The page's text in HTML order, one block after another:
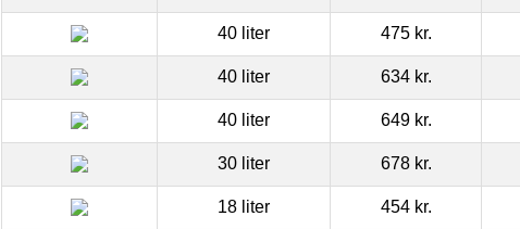
40 liter 475 kr.
40 liter 634 kr.
40 liter 649 kr.
30 liter 678 kr.
18 liter 454 kr.